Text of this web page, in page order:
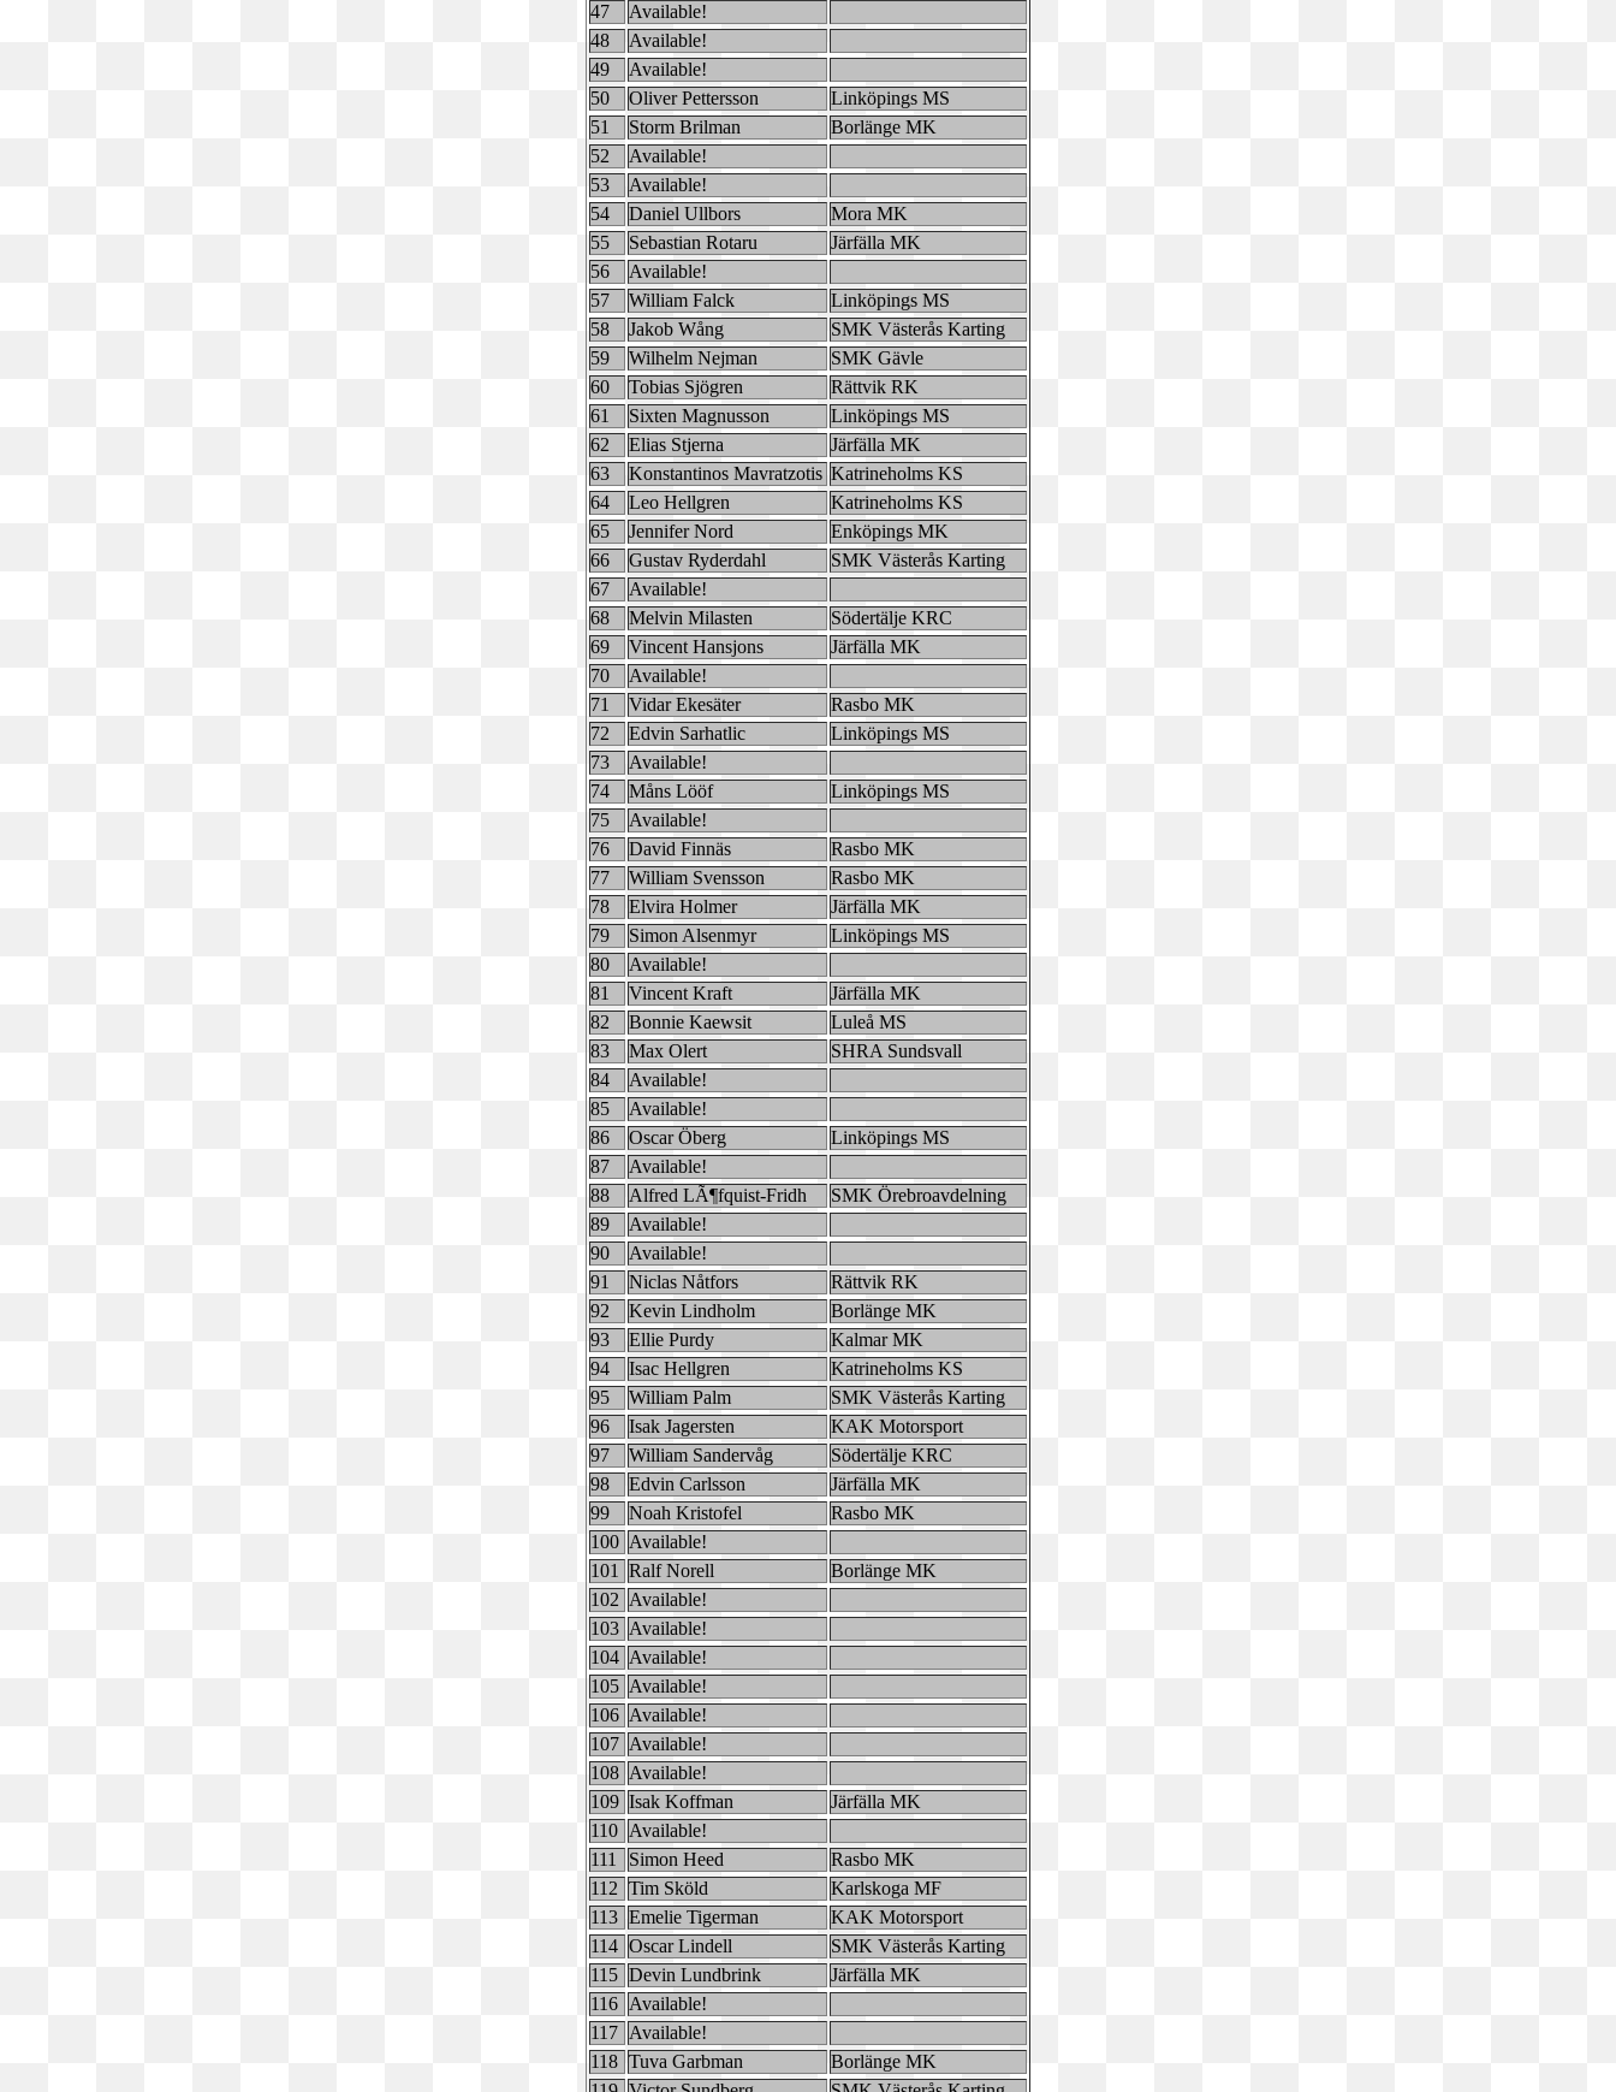
47
Available!
48
Available!
49
Available!
50
Oliver Pettersson
Linköpings MS
51
Storm Brilman
Borlänge MK
52
Available!
53
Available!
54
Daniel Ullbors
Mora MK
55
Sebastian Rotaru
Järfälla MK
56
Available!
57
William Falck
Linköpings MS
58
Jakob Wång
SMK Västerås Karting
59
Wilhelm Nejman
SMK Gävle
60
Tobias Sjögren
Rättvik RK
61
Sixten Magnusson
Linköpings MS
62
Elias Stjerna
Järfälla MK
63
Konstantinos Mavratzotis Katrineholms KS
64
Leo Hellgren
Katrineholms KS
65
Jennifer Nord
Enköpings MK
66
Gustav Ryderdahl
SMK Västerås Karting
67
Available!
68
Melvin Milasten
Södertälje KRC
69
Vincent Hansjons
Järfälla MK
70
Available!
71
Vidar Ekesäter
Rasbo MK
72
Edvin Sarhatlic
Linköpings MS
73
Available!
74
Måns Lööf
Linköpings MS
75
Available!
76
David Finnäs
Rasbo MK
77
William Svensson
Rasbo MK
78
Elvira Holmer
Järfälla MK
79
Simon Alsenmyr
Linköpings MS
80
Available!
81
Vincent Kraft
Järfälla MK
82
Bonnie Kaewsit
Luleå MS
83
Max Olert
SHRA Sundsvall
84
Available!
85
Available!
86
Oscar Öberg
Linköpings MS
87
Available!
88
Alfred LÃ¶fquist-Fridh
SMK Örebroavdelning
89
Available!
90
Available!
91
Niclas Nåtfors
Rättvik RK
92
Kevin Lindholm
Borlänge MK
93
Ellie Purdy
Kalmar MK
94
Isac Hellgren
Katrineholms KS
95
William Palm
SMK Västerås Karting
96
Isak Jagersten
KAK Motorsport
97
William Sandervåg
Södertälje KRC
98
Edvin Carlsson
Järfälla MK
99
Noah Kristofel
Rasbo MK
100 Available!
101
Ralf Norell
Borlänge MK
102 Available!
103 Available!
104 Available!
105 Available!
106 Available!
107 Available!
108 Available!
109 Isak Koffman
Järfälla MK
110
Available!
111
Simon Heed
Rasbo MK
112 Tim Sköld
Karlskoga MF
113 Emelie Tigerman
KAK Motorsport
114 Oscar Lindell
SMK Västerås Karting
115 Devin Lundbrink
Järfälla MK
116
Available!
117
Available!
118 Tuva Garbman
Borlänge MK